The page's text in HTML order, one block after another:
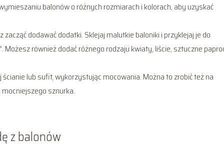
balonów o różnych rozmiarach i kolorach, aby uzyskać
dodawać dodatki. Sklejaj malutkie baloniki i przyklejaj je do
również dodać różnego rodzaju kwiaty, liście, sztuczne
lub sufit, wykorzystując mocowania. Można to zrobić też na
sznurka.
z balonów